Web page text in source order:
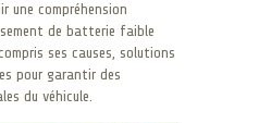
une compréhension
de batterie faible
ses causes, solutions
pour garantir des
du véhicule.